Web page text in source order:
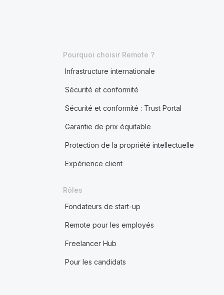
Pourquoi choisir Remote ?
Infrastructure internationale
Sécurité et conformité
Sécurité et conformité : Trust Portal
Garantie de prix équitable
Protection de la propriété intellectuelle
Expérience client
Rôles
Fondateurs de start-up
Remote pour les employés
Freelancer Hub
Pour les candidats